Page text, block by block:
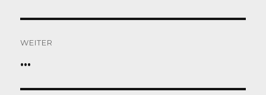
WEITER
Nächster
…